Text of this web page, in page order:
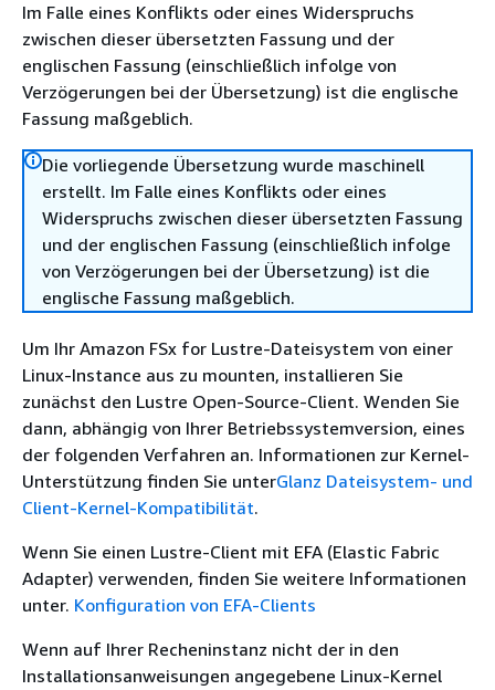
Im Falle eines Konflikts oder eines Widerspruchs
zwischen dieser übersetzten Fassung und der
englischen Fassung (einschließlich infolge von
Verzögerungen bei der Übersetzung) ist die englische
Fassung maßgeblich.
Die vorliegende Übersetzung wurde maschinell
erstellt. Im Falle eines Konflikts oder eines
Widerspruchs zwischen dieser übersetzten Fassung
und der englischen Fassung (einschließlich infolge
von Verzögerungen bei der Übersetzung) ist die
englische Fassung maßgeblich.
Um Ihr Amazon FSx for Lustre-Dateisystem von einer
Linux-Instance aus zu mounten, installieren Sie
zunächst den Lustre Open-Source-Client. Wenden Sie
dann, abhängig von Ihrer Betriebssystemversion, eines
der folgenden Verfahren an. Informationen zur Kernel-
Unterstützung finden Sie unterGlanz Dateisystem- und
Client-Kernel-Kompatibilität.
Wenn Sie einen Lustre-Client mit EFA (Elastic Fabric
Adapter) verwenden, finden Sie weitere Informationen
unter. Konfiguration von EFA-Clients
Wenn auf Ihrer Recheninstanz nicht der in den
Installationsanweisungen angegebene Linux-Kernel